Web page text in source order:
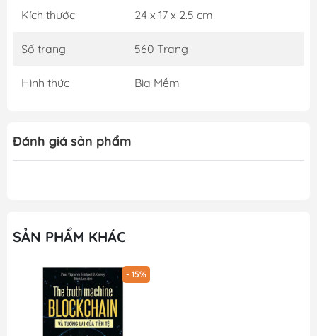
Kích thước 24 x 17 x 2.5 cm
Số trang 560 Trang
Hình thức Bìa Mềm
Đánh giá sản phẩm
SẢN PHẨM KHÁC
- 15%